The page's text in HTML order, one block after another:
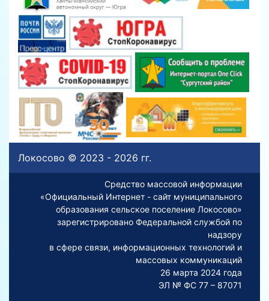
Локосово © 2023 - 2026 гг.
Средство массовой информации
«Официальный Интернет - сайт муниципального
образования сельское поселение Локосово»
зарегистрировано Федеральной службой по
надзору
в сфере связи, информационных технологий и
массовых коммуникаций
26 марта 2024 года
ЭЛ № ФС 77 – 87071